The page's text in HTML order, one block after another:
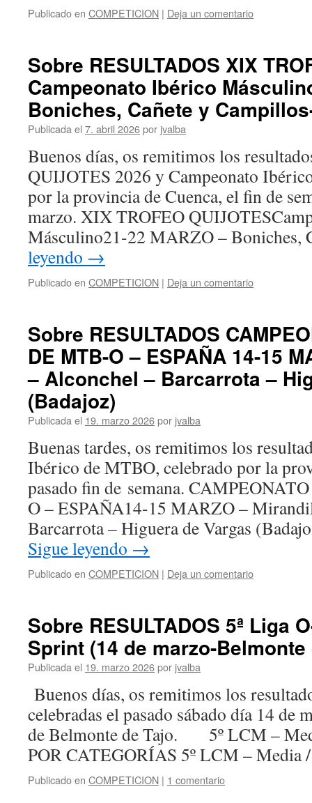
Publicado en COMPETICION | Deja un comentario
Sobre RESULTADOS XIX
Campeonato Ibérico
Boniches, Cañete y
Publicada el 7. abril 2026por jvalba
Buenos días, os remitimos los
QUIJOTES 2026 y Campeonato
por la provincia de Cuenca, el fin de
marzo. XIX TROFEO
Másculino21-22 MARZO –
leyendo →
Publicado en COMPETICION | Deja un comentario
Sobre RESULTADOS
DE MTB-O – ESPAÑA 14-15
– Alconchel – Barcarrota –
(Badajoz)
Publicada el 19. marzo 2026por jvalba
Buenas tardes, os remitimos los
Ibérico de MTBO, celebrado por la
pasado fin de semana.
O – ESPAÑA14-15 MARZO –
Barcarrota – Higuera de Vargas
Sigue leyendo →
Publicado en COMPETICION | Deja un comentario
Sobre RESULTADOS 5ª Liga
Sprint (14 de marzo-Belmonte
Publicada el 19. marzo 2026por jvalba
Buenos días, os remitimos los
celebradas el pasado sábado día 14 de
de Belmonte de Tajo. 5º LCM –
POR CATEGORÍAS 5º LCM –
Publicado en COMPETICION | 1 comentario